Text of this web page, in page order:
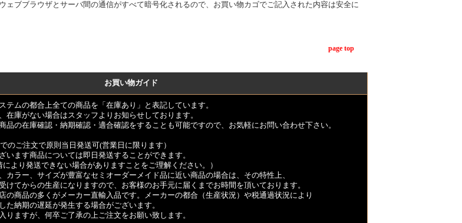
ェブブラウザとサーバ間の通信がすべて暗号化されるので、お買い物カゴでご記入された内容は安全に
page top
お買い物ガイド
テムの都合上全ての商品を「在庫あり」と表記しています。
在庫がない場合はスタッフよりお知らせしております。
品の在庫確認・納期確認・適合確認をすることも可能ですので、お気軽にお問い合わせ下さい。
のご注文で原則当日発送可(営業日に限ります）
います商品については即日発送することができます。
により発送できない場合がありますことをご理解ください。）
カラー、サイズが豊富なセミオーダーメイド品に近い商品の場合は、その特性上、
けてからの生産になりますので、お客様のお手元に届くまでお時間を頂いております。
の商品の多くがメーカー直輸入品です。メーカーの都合（生産状況）や税通過状況により
た納期の遅延が発生する場合がございます。
りますが、何卒ご了承の上ご注文をお願い致します。